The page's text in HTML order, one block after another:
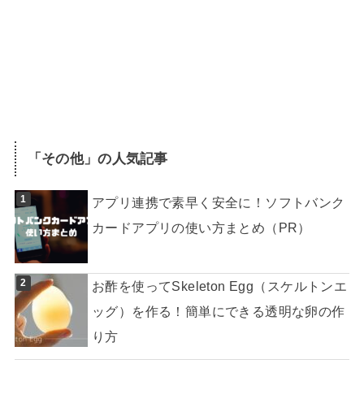
「その他」の人気記事
アプリ連携で素早く安全に！ソフトバンク
カードアプリの使い方まとめ（PR）
お酢を使ってSkeleton Egg（スケルトンエ
ッグ）を作る！簡単にできる透明な卵の作
り方